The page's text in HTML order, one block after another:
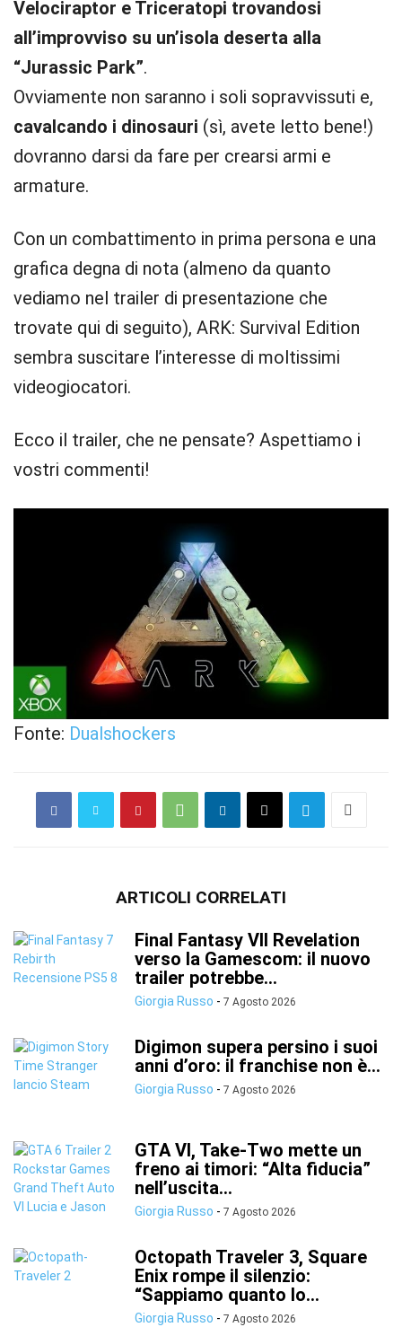
Velociraptor e Triceratopi trovandosi
all’improvviso su un’isola deserta alla
“Jurassic Park”.
Ovviamente non saranno i soli sopravvissuti e,
cavalcando i dinosauri (sì, avete letto bene!)
dovranno darsi da fare per crearsi armi e
armature.
Con un combattimento in prima persona e una
grafica degna di nota (almeno da quanto
vediamo nel trailer di presentazione che
trovate qui di seguito), ARK: Survival Edition
sembra suscitare l’interesse di moltissimi
videogiocatori.
Ecco il trailer, che ne pensate? Aspettiamo i
vostri commenti!
Fonte: Dualshockers
ARTICOLI CORRELATI
Final Fantasy VII Revelation
verso la Gamescom: il nuovo
trailer potrebbe...
Giorgia Russo - 7 Agosto 2026
Digimon supera persino i suoi
anni d’oro: il franchise non è...
Giorgia Russo - 7 Agosto 2026
GTA VI, Take-Two mette un
freno ai timori: “Alta fiducia”
nell’uscita...
Giorgia Russo - 7 Agosto 2026
Octopath Traveler 3, Square
Enix rompe il silenzio:
“Sappiamo quanto lo...
Giorgia Russo - 7 Agosto 2026